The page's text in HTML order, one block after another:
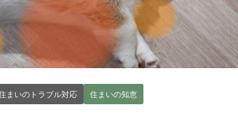
まいのトラブル対応 住まいの知恵